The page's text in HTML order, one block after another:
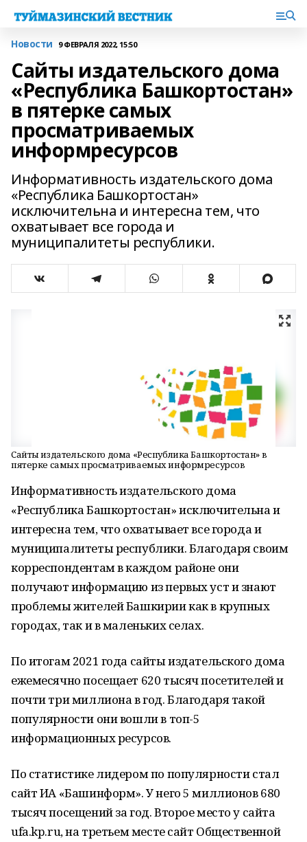
Новости 9 ФЕВРАЛЯ 2022, 15:50
Сайты издательского дома
«Республика Башкортостан»
в пятерке самых
просматриваемых
информресурсов
Информативность издательского дома
«Республика Башкортостан»
исключительна и интересна тем, что
охватывает все города и
муниципалитеты республики.
Сайты издательского дома «Республика Башкортостан» в
пятерке самых просматриваемых информресурсов
Информативность издательского дома
«Республика Башкортостан» исключительна и
интересна тем, что охватывает все города и
муниципалитеты республики. Благодаря своим
корреспондентам в каждом районе они
получают информацию из первых уст и знают
проблемы жителей Башкирии как в крупных
городах, так и в маленьких селах.
По итогам 2021 года сайты издательского дома
ежемесячно посещает 620 тысяч посетителей и
почти три миллиона в год. Благодаря такой
популярности они вошли в топ-5
информационных ресурсов.
По статистике лидером по популярности стал
сайт ИА «Башинформ». У него 5 миллионов 680
тысяч посещений за год. Второе место у сайта
ufa.kp.ru, на третьем месте сайт Общественной